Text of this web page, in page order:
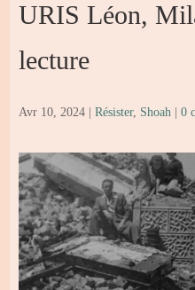
URIS Léon,
lecture
Avr 10, 2024 |Résister, Shoah |0